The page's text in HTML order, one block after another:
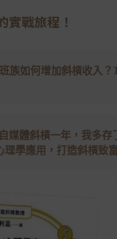
實戰旅程！
族如何增加斜槓收入？
自媒體斜槓一年，我多存
理學應用，打造斜槓致